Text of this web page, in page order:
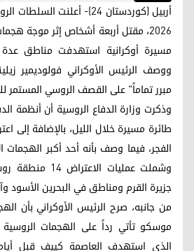
مسيرة أوكرانية استهدفت مناطق عدة
ووصف الرئيس الأوكراني فولوديمير
مبرر تماماً" على القصف الروسي المستمر
الفجر، فيما وصف بأنه أحد أكبر الهجمات
وشملت عمليات
جزيرة القرم ومناطق في البحرين الأسود
من جانبه، صرح الرئيس الأوكراني بأن
موسكو تأتي رداً على الهجمات